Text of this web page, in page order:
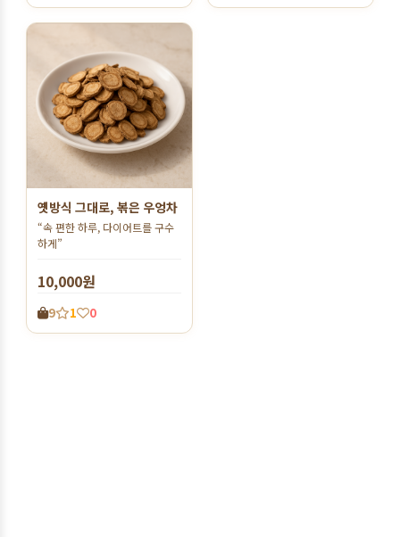
옛방식 그대로, 볶은 우엉차
“속 편한 하루, 다이어트를 구수
하게”
10,000원
9 1 0